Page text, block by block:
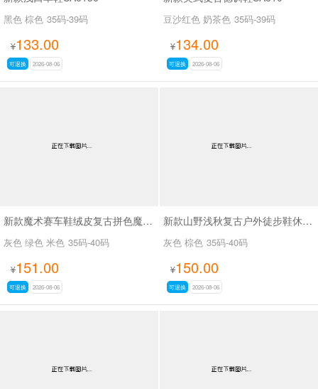
黑色 棕色 35码-39码
¥133.00
可退换 2026-08-06
豆沙红色 奶茶色 35码-39码
¥134.00
可退换 2026-08-06
新款魔术赛车鞋绒皮复古拼色魔术贴德训休闲鞋SA8040
灰色 绿色 米色 35码-40码
¥151.00
可退换 2026-08-06
新款山野浅秋复古户外徒步鞋休闲鞋SA37028
灰色 棕色 35码-40码
¥150.00
可退换 2026-08-06